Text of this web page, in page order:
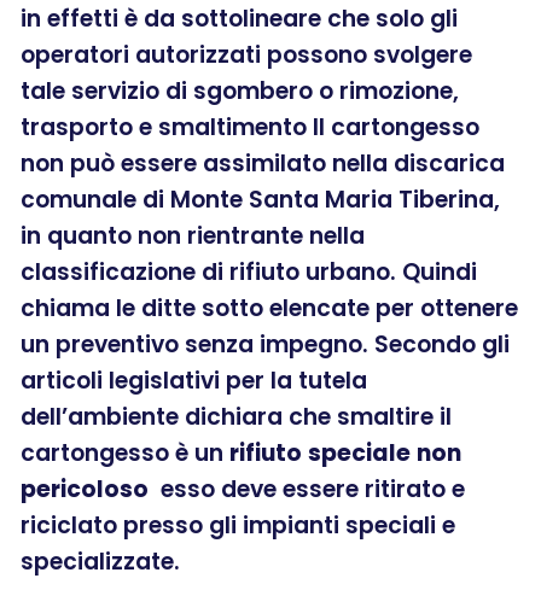
in effetti è da sottolineare che solo gli
operatori autorizzati possono svolgere
tale servizio di sgombero o rimozione,
trasporto e smaltimento Il cartongesso
non può essere assimilato nella discarica
comunale di Monte Santa Maria Tiberina,
in quanto non rientrante nella
classificazione di rifiuto urbano. Quindi
chiama le ditte sotto elencate per ottenere
un preventivo senza impegno. Secondo gli
articoli legislativi per la tutela
dell’ambiente dichiara che smaltire il
cartongesso è un rifiuto speciale non
pericoloso esso deve essere ritirato e
riciclato presso gli impianti speciali e
specializzate.